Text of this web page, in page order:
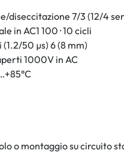
diseccitazione 7/3 (12/4
in AC1 100 · 10 cicli
50 µs) 6 (8 mm)
1000V in AC
o montaggio su circuito